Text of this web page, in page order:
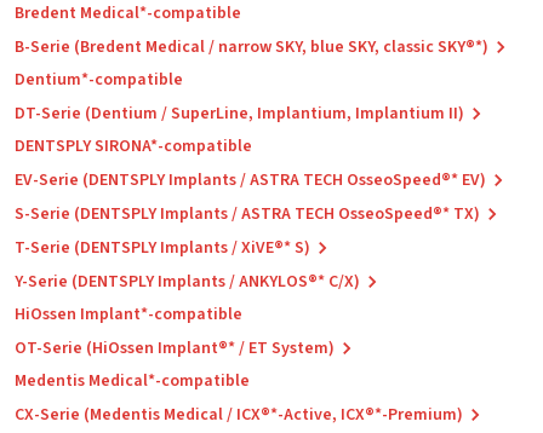
Bredent Medical*-compatible
B-Serie (Bredent Medical / narrow SKY, blue SKY, classic SKY®*)
Dentium*-compatible
DT-Serie (Dentium / SuperLine, Implantium, Implantium II)
DENTSPLY SIRONA*-compatible
EV-Serie (DENTSPLY Implants / ASTRA TECH OsseoSpeed®* EV)
S-Serie (DENTSPLY Implants / ASTRA TECH OsseoSpeed®* TX)
T-Serie (DENTSPLY Implants / XiVE®* S)
Y-Serie (DENTSPLY Implants / ANKYLOS®* C/X)
HiOssen Implant*-compatible
OT-Serie (HiOssen Implant®* / ET System)
Medentis Medical*-compatible
CX-Serie (Medentis Medical / ICX®*-Active, ICX®*-Premium)